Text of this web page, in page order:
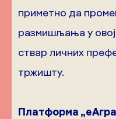
приметно да
размишљања у
ствар личних
тржишту.
Платформа